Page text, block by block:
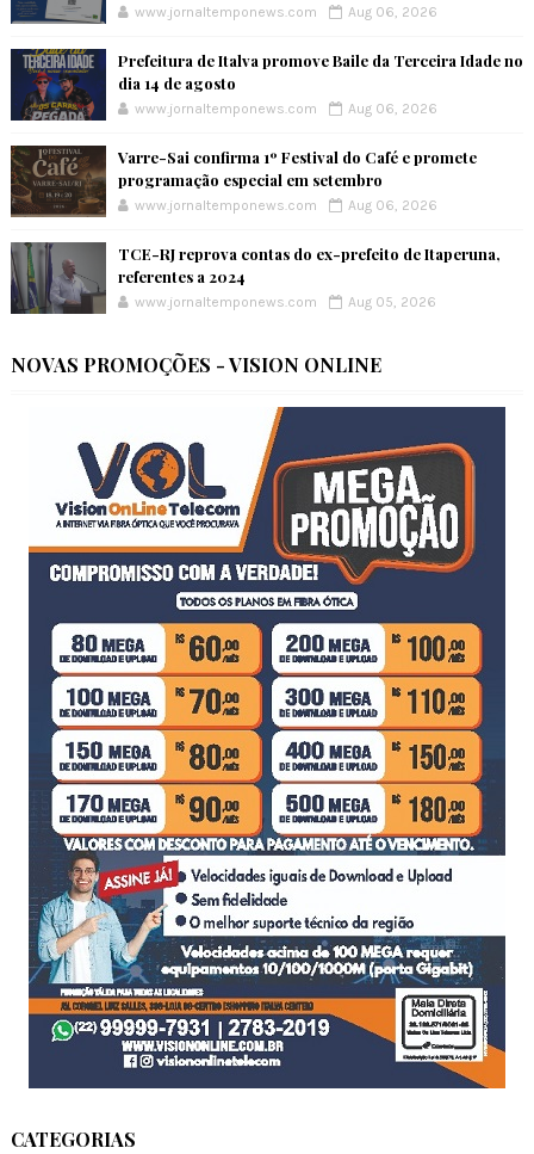
www.jornaltemponews.com Aug 06, 2026
Prefeitura de Italva promove Baile da Terceira Idade no
dia 14 de agosto
www.jornaltemponews.com Aug 06, 2026
Varre-Sai confirma 1º Festival do Café e promete
programação especial em setembro
www.jornaltemponews.com Aug 06, 2026
TCE-RJ reprova contas do ex-prefeito de Itaperuna,
referentes a 2024
www.jornaltemponews.com Aug 05, 2026
NOVAS PROMOÇÕES - VISION ONLINE
CATEGORIAS